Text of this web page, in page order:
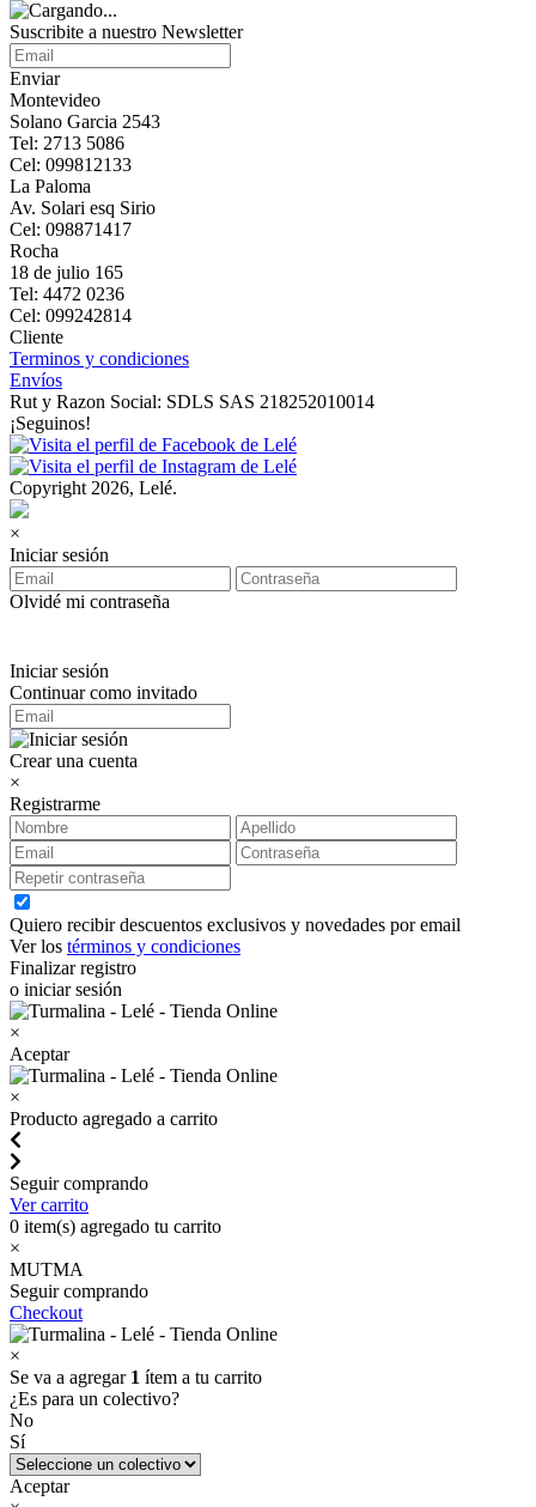
Suscribite a nuestro Newsletter
Enviar
Montevideo
Solano Garcia 2543
Tel: 2713 5086
Cel: 099812133
La Paloma
Av. Solari esq Sirio
Cel: 098871417
Rocha
18 de julio 165
Tel: 4472 0236
Cel: 099242814
Cliente
Terminos y condiciones
Envíos
Rut y Razon Social: SDLS SAS 218252010014
¡Seguinos!
Copyright 2026, Lelé.
×
Iniciar sesión
Olvidé mi contraseña
Iniciar sesión
Continuar como invitado
Crear una cuenta
×
Registrarme
Quiero recibir descuentos exclusivos y novedades por email
Ver los términos y condiciones
Finalizar registro
o iniciar sesión
×
Aceptar
×
Producto agregado a carrito
Seguir comprando
Ver carrito
0 item(s) agregado tu carrito
×
MUTMA
Seguir comprando
Checkout
×
Se va a agregar 1 ítem a tu carrito
¿Es para un colectivo?
No
Sí
Aceptar